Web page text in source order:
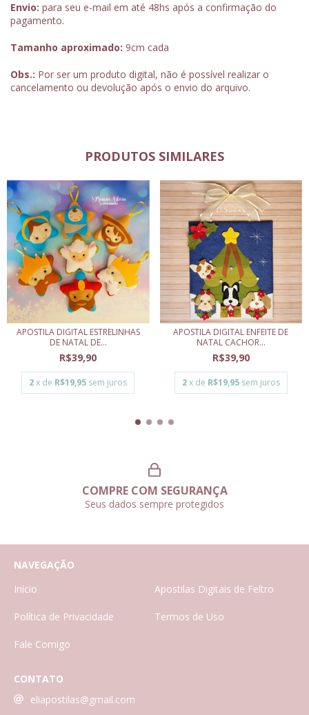
Envio: para seu e-mail em até 48hs após a confirmação do
pagamento.
Tamanho aproximado: 9cm cada
Obs.: Por ser um produto digital, não é possível realizar o
cancelamento ou devolução após o envio do arquivo.
PRODUTOS SIMILARES
APOSTILA DIGITAL ESTRELINHAS
DE NATAL DE...
R$39,90
2x de R$19,95 sem juros
APOSTILA DIGITAL ENFEITE DE
NATAL CACHOR...
R$39,90
2x de R$19,95 sem juros
COMPRE COM SEGURANÇA
Seus dados sempre protegidos
NAVEGAÇÃO
Início
Apostilas Digitais de Feltro
Política de Privacidade Termos de Uso
Fale Comigo
CONTATO
eliapostilas@gmail.com